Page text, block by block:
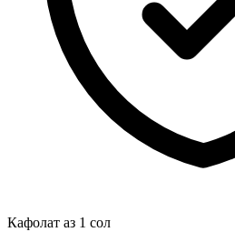
Кафолат аз 1 сол